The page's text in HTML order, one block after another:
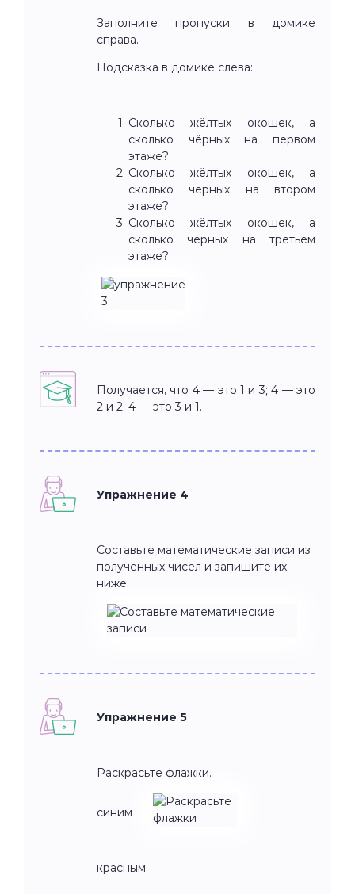
Заполните пропуски в домике
справа.
Подсказка в домике слева:
Сколько жёлтых окошек, а
сколько чёрных на первом
этаже?
Сколько жёлтых окошек, а
сколько чёрных на втором
этаже?
Сколько жёлтых окошек, а
сколько чёрных на третьем
этаже?
Получается, что 4 — это 1 и 3; 4 — это
2 и 2; 4 — это 3 и 1.
Упражнение 4
Составьте математические записи из
полученных чисел и запишите их
ниже.
Упражнение 5
Раскрасьте флажки.
синим
красным